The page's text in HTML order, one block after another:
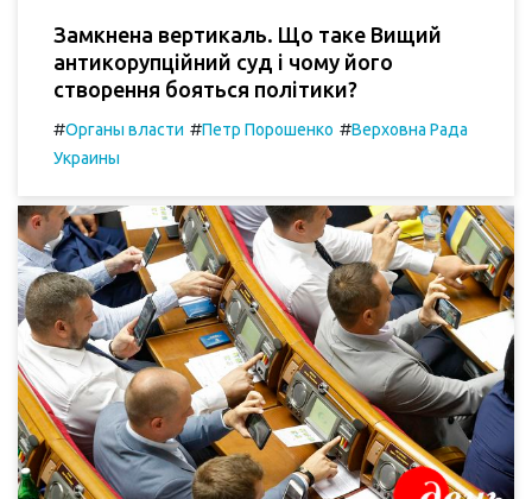
Замкнена вертикаль. Що таке Вищий
антикорупційний суд і чому його
створення бояться політики?
#Органы власти #Петр Порошенко #Верховна Рада
Украины